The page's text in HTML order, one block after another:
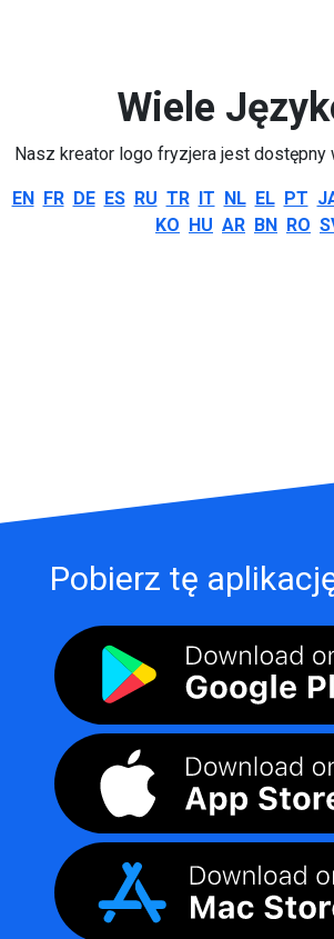
Wiele
Nasz kreator logo fryzjera jest dostępny
EN FR DE ES RU TR IT NL EL PT
KO HU AR BN RO
Pobierz tę